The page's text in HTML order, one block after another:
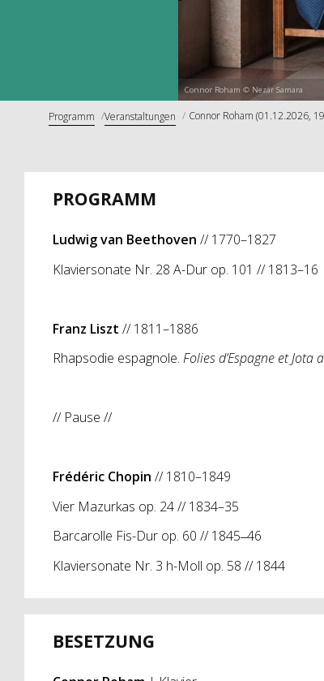
Connor Roham © Nezár Samara
Programm Veranstaltungen Connor Roham (01.12.2026,
PROGRAMM
Ludwig van Beethoven // 1770–1827
Klaviersonate Nr. 28 A-Dur op. 101 // 1813–16
Franz Liszt // 1811–1886
Rhapsodie espagnole. Folies d’Espagne et Jota
// Pause //
Frédéric Chopin // 1810–1849
Vier Mazurkas op. 24 // 1834–35
Barcarolle Fis-Dur op. 60 // 1845‒46
Klaviersonate Nr. 3 h-Moll op. 58 // 1844
BESETZUNG